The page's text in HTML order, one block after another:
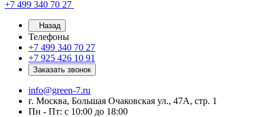
+7 499 340 70 27
Назад
Телефоны
+7 499 340 70 27
+7 925 426 10 91
Заказать звонок
info@green-7.ru
г. Москва, Большая Очаковская ул., 47А, стр. 1
Пн - Пт: с 10:00 до 18:00